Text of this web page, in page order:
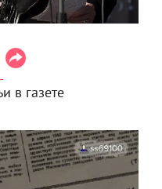
в газете